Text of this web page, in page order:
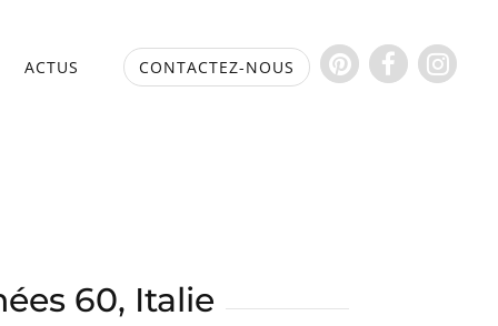
ACTUS CONTACTEZ-NOUS
60, Italie